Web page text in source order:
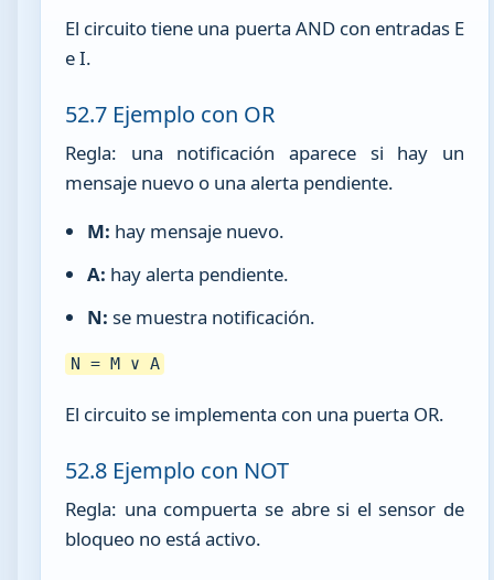
El circuito tiene una puerta AND con entradas E
e I.
52.7 Ejemplo con OR
Regla: una notificación aparece si hay un
mensaje nuevo o una alerta pendiente.
M: hay mensaje nuevo.
A: hay alerta pendiente.
N: se muestra notificación.
N = M ∨ A
El circuito se implementa con una puerta OR.
52.8 Ejemplo con NOT
Regla: una compuerta se abre si el sensor de
bloqueo no está activo.